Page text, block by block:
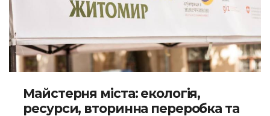
Майстерня міста: екологія,
ресурси, вторинна переробка та